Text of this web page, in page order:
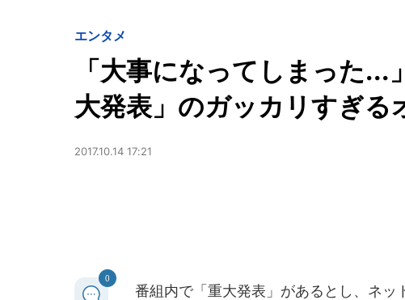
エンタメ
「大事になってしまった
大発表」のガッカリすぎる
2017.10.14 17:21
0
番組内で「重大発表」があるとし、ネッ